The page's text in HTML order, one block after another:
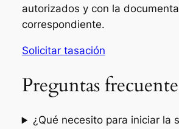
autorizados y con la
correspondiente.
Solicitar tasación
Preguntas
¿Qué necesito para iniciar la